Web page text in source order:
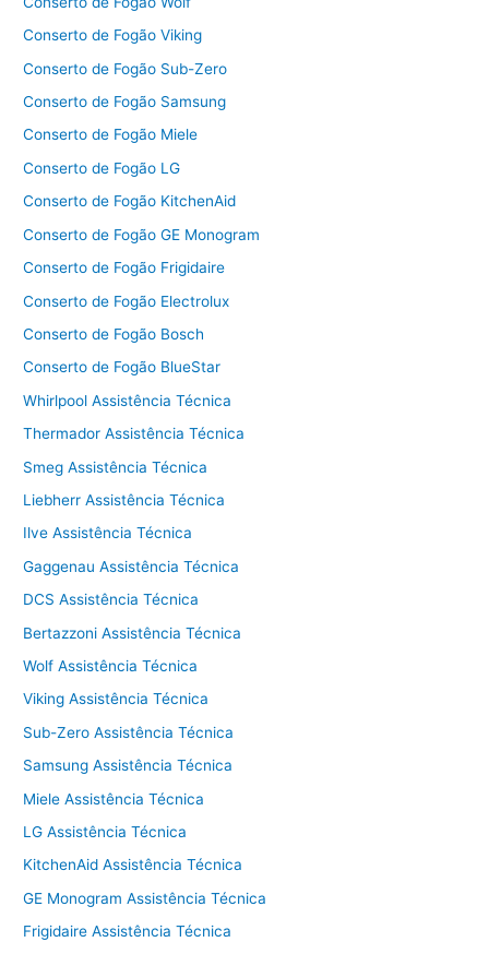
Conserto de Fogão Viking
Conserto de Fogão Sub-Zero
Conserto de Fogão Samsung
Conserto de Fogão Miele
Conserto de Fogão LG
Conserto de Fogão KitchenAid
Conserto de Fogão GE Monogram
Conserto de Fogão Frigidaire
Conserto de Fogão Electrolux
Conserto de Fogão Bosch
Conserto de Fogão BlueStar
Whirlpool Assistência Técnica
Thermador Assistência Técnica
Smeg Assistência Técnica
Liebherr Assistência Técnica
Ilve Assistência Técnica
Gaggenau Assistência Técnica
DCS Assistência Técnica
Bertazzoni Assistência Técnica
Wolf Assistência Técnica
Viking Assistência Técnica
Sub-Zero Assistência Técnica
Samsung Assistência Técnica
Miele Assistência Técnica
LG Assistência Técnica
KitchenAid Assistência Técnica
GE Monogram Assistência Técnica
Frigidaire Assistência Técnica